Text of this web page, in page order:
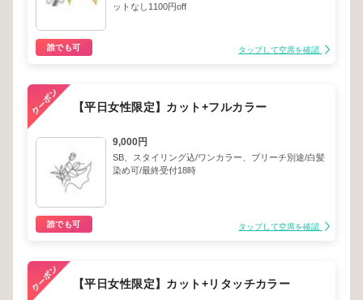
ットなし1100円off
誰でも可 タップして空席を確認
【平日女性限定】カット+フルカラー
9,000円
SB、スタイリング込/ワンカラー、ブリーチ別途/白髪
染め可/最終受付18時
誰でも可 タップして空席を確認
【平日女性限定】カット+リタッチカラー